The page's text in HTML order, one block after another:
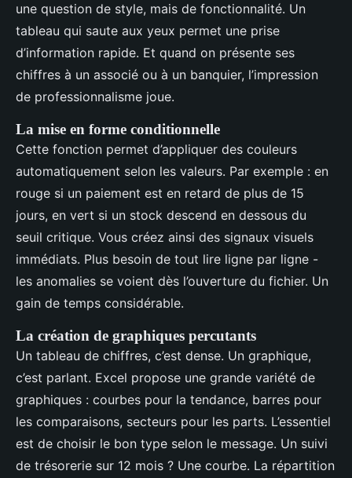
une question de style, mais de fonctionnalité. Un
tableau qui saute aux yeux permet une prise
d’information rapide. Et quand on présente ses
chiffres à un associé ou à un banquier, l’impression
de professionnalisme joue.
La mise en forme conditionnelle
Cette fonction permet d’appliquer des couleurs
automatiquement selon les valeurs. Par exemple : en
rouge si un paiement est en retard de plus de 15
jours, en vert si un stock descend en dessous du
seuil critique. Vous créez ainsi des signaux visuels
immédiats. Plus besoin de tout lire ligne par ligne -
les anomalies se voient dès l’ouverture du fichier. Un
gain de temps considérable.
La création de graphiques percutants
Un tableau de chiffres, c’est dense. Un graphique,
c’est parlant. Excel propose une grande variété de
graphiques : courbes pour la tendance, barres pour
les comparaisons, secteurs pour les parts. L’essentiel
est de choisir le bon type selon le message. Un suivi
de trésorerie sur 12 mois ? Une courbe. La répartition